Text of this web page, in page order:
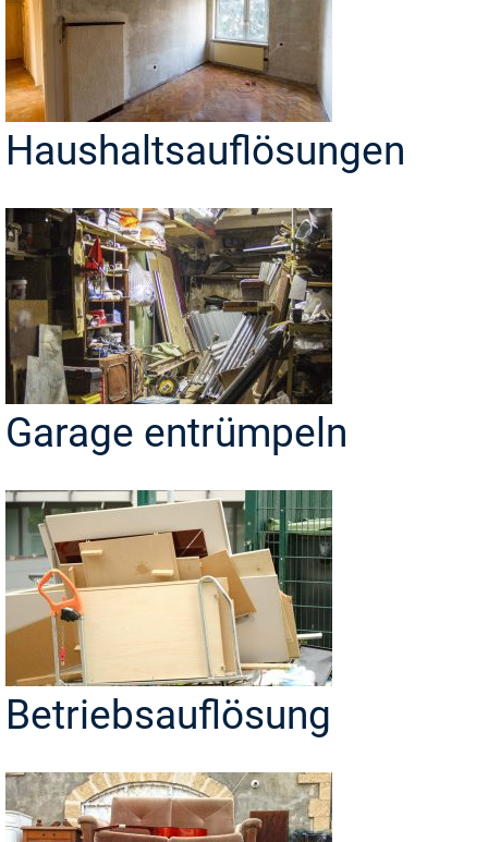
Haushaltsauflösungen
Garage entrümpeln
Betriebsauflösung